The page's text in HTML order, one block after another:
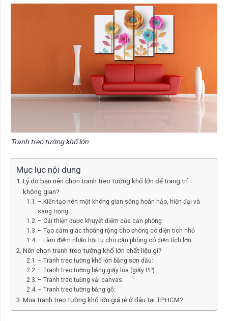
Tranh treo tường khổ lớn
Mục lục nội dung
Lý do bạn nên chọn tranh treo tường khổ lớn để trang trí
không gian?
– Kiến tạo nên một không gian sống hoàn hảo, hiện đại và
sang trọng
– Cải thiện được khuyết điểm của căn phòng
– Tạo cảm giác thoáng rộng cho phòng có diện tích nhỏ
– Làm điểm nhấn hội tụ cho căn phòng có diện tích lớn
Nên chọn tranh treo tường khổ lớn chất liệu gì?
– Tranh treo tường khổ lớn bằng sơn dầu:
– Tranh treo tường bằng giấy lụa (giấy PP):
– Tranh treo tường vải canvas:
– Tranh treo tường bằng gỗ:
Mua tranh treo tường khổ lớn giá rẻ ở đâu tại TPHCM?